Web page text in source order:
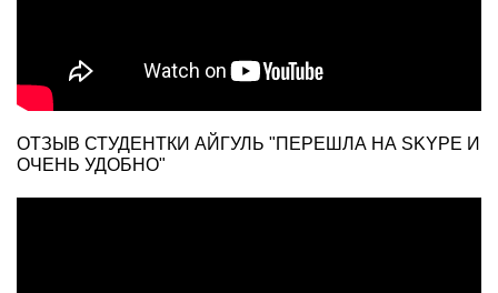
ОТЗЫВ СТУДЕНТКИ АЙГУЛЬ "ПЕРЕШЛА НА SKYPE И
ОЧЕНЬ УДОБНО"